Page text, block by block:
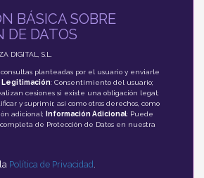
BÁSICA SOBRE
DE DATOS
DIGITAL, S.L.
consultas planteadas por el usuario y enviarle
Legitimación: Consentimiento del usuario;
cesiones si existe una obligación legal;
y suprimir, así como otros derechos, como
adicional;
Información Adicional: Puede
de Protección de Datos en nuestra
Política de Privacidad